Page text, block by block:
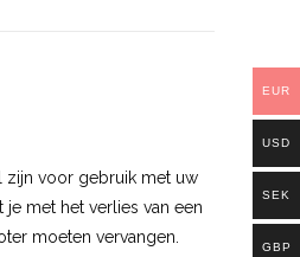
zijn voor gebruik met uw
met het verlies van een
moeten vervangen.
EUR
USD
SEK
GBP